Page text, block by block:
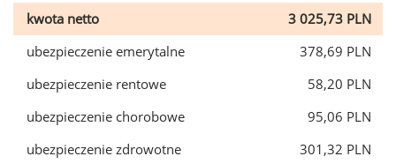
kwota netto
3 025,73 PLN
ubezpieczenie emerytalne
378,69 PLN
ubezpieczenie rentowe
58,20 PLN
ubezpieczenie chorobowe
95,06 PLN
ubezpieczenie zdrowotne
301,32 PLN